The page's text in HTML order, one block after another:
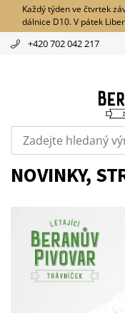
Každý týden ve čtvrtek
dálnice D10. V pátek
+420 702 042 217
NOVINKY,